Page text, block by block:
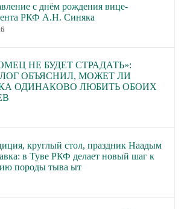
с днём рождения вице-
РКФ А.Н. Синяка
НЕ БУДЕТ СТРАДАТЬ»:
ОБЪЯСНИЛ, МОЖЕТ ЛИ
ОДИНАКОВО ЛЮБИТЬ ОБОИХ
круглый стол, праздник Наадым
в Туве РКФ делает новый шаг к
породы тыва ыт